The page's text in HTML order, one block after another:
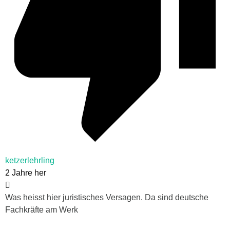
ketzerlehrling
2 Jahre her
Was heisst hier juristisches Versagen. Da sind deutsche
Fachkräfte am Werk